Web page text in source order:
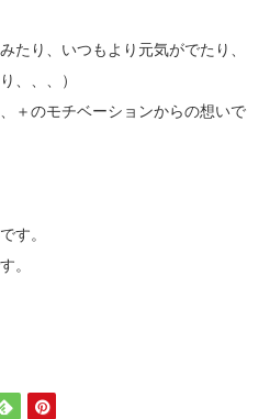
たり、いつもより元気がでたり、
、、、）
＋のモチベーションからの想いで
す。
。